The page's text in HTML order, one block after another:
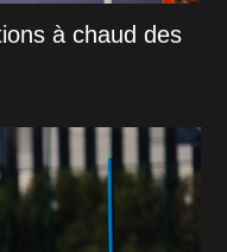
à chaud des